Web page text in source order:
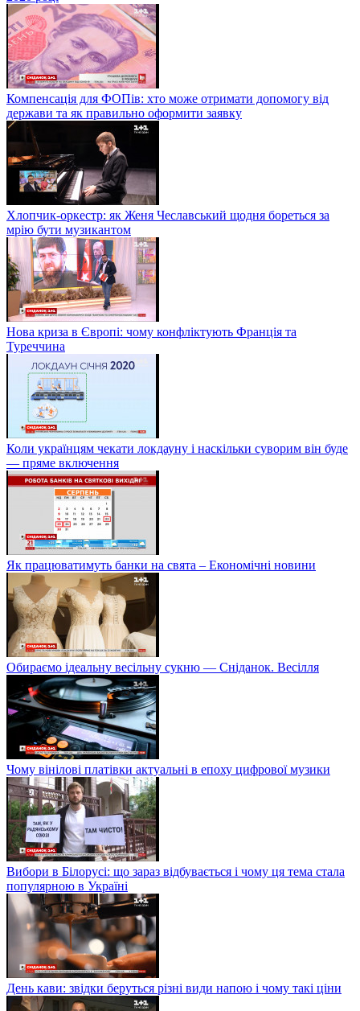
Компенсація для ФОПів: хто може отримати допомогу від
держави та як правильно оформити заявку
Хлопчик-оркестр: як Женя Чеславський щодня бореться за
мрію бути музикантом
Нова криза в Європі: чому конфліктують Франція та
Туреччина
Коли українцям чекати локдауну і наскільки суворим він буде
— пряме включення
Як працюватимуть банки на свята – Економічні новини
Обираємо ідеальну весільну сукню — Сніданок. Весілля
Чому вінілові платівки актуальні в епоху цифрової музики
Вибори в Білорусі: що зараз відбувається і чому ця тема стала
популярною в Україні
День кави: звідки беруться різні види напою і чому такі ціни